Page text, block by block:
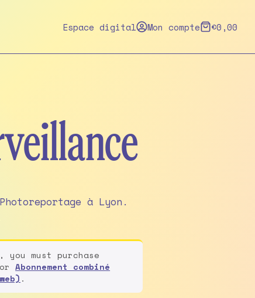
Espace digital Mon compte €0,00
rongeurs
sous
must purchase
orAbonnement combiné
.